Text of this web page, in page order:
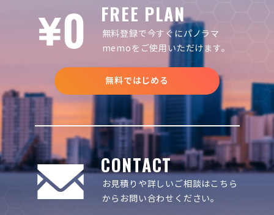
FREE PLAN
無料登録で今すぐにパノラマ
memoをご使用いただけます。
無料ではじめる
CONTACT
お見積りや詳しいご相談はこちら
からお問い合わせください。